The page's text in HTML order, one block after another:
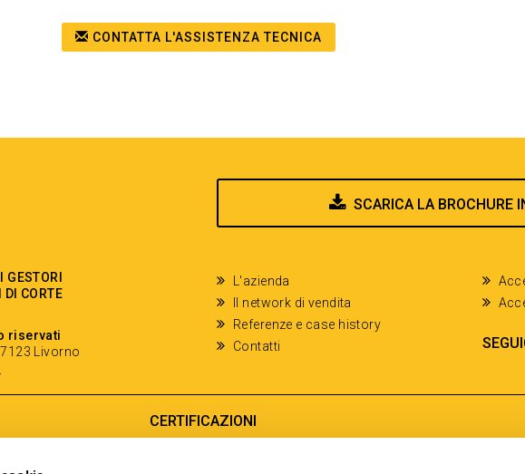
CONTATTA L'ASSISTENZA TECNICA
SCARICA LA BROCHURE
DI CORTE
riservati
Livorno
L'azienda
Il network di vendita
Referenze e case history
Contatti
CERTIFICAZIONI